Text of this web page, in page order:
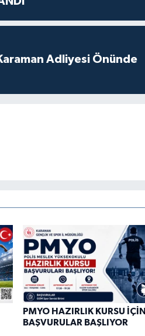
Adliyesi Önünde
PMYO HAZIRLIK KURSU İÇİN
BAŞVURULAR BAŞLIYOR